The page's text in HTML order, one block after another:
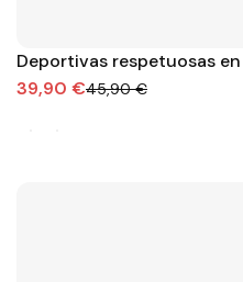
Deportivas respetuosas
39,90 €45,90 €